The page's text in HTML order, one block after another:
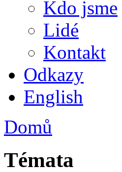
Kdo jsme
Lidé
Kontakt
Odkazy
English
Domů
Témata